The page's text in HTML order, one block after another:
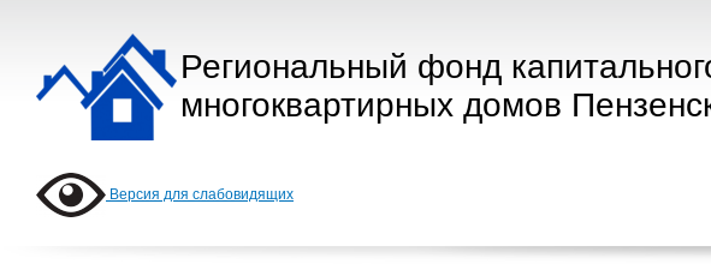
Региональный фонд
многоквартирных домов
Версия для слабовидящих